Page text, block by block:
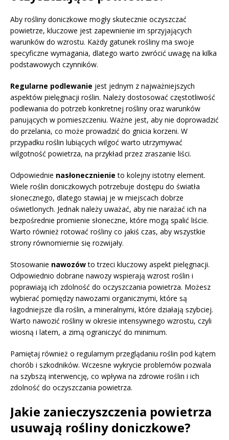
Aby rośliny doniczkowe mogły skutecznie oczyszczać
powietrze, kluczowe jest zapewnienie im sprzyjających
warunków do wzrostu. Każdy gatunek rośliny ma swoje
specyficzne wymagania, dlatego warto zwrócić uwagę na kilka
podstawowych czynników.
Regularne podlewanie jest jednym z najważniejszych
aspektów pielęgnacji roślin. Należy dostosować częstotliwość
podlewania do potrzeb konkretnej rośliny oraz warunków
panujących w pomieszczeniu. Ważne jest, aby nie doprowadzić
do przelania, co może prowadzić do gnicia korzeni. W
przypadku roślin lubiących wilgoć warto utrzymywać
wilgotność powietrza, na przykład przez zraszanie liści.
Odpowiednie nasłonecznienie to kolejny istotny element.
Wiele roślin doniczkowych potrzebuje dostępu do światła
słonecznego, dlatego stawiaj je w miejscach dobrze
oświetlonych. Jednak należy uważać, aby nie narażać ich na
bezpośrednie promienie słoneczne, które mogą spalić liście.
Warto również rotować rośliny co jakiś czas, aby wszystkie
strony równomiernie się rozwijały.
Stosowanie nawozówto trzeci kluczowy aspekt pielęgnacji.
Odpowiednio dobrane nawozy wspierają wzrost roślin i
poprawiają ich zdolność do oczyszczania powietrza. Możesz
wybierać pomiędzy nawozami organicznymi, które są
łagodniejsze dla roślin, a mineralnymi, które działają szybciej.
Warto nawozić rośliny w okresie intensywnego wzrostu, czyli
wiosną i latem, a zimą ograniczyć do minimum.
Pamiętaj również o regularnym przeglądaniu roślin pod kątem
chorób i szkodników. Wczesne wykrycie problemów pozwala
na szybszą interwencję, co wpływa na zdrowie roślin i ich
zdolność do oczyszczania powietrza.
Jakie zanieczyszczenia powietrza
usuwają rośliny doniczkowe?